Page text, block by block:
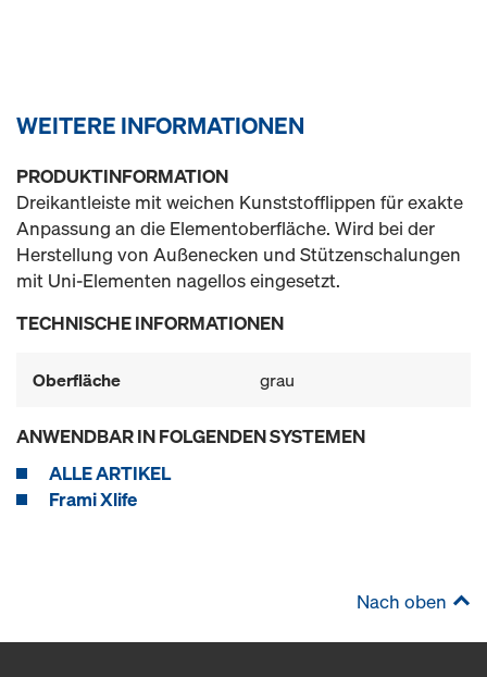
WEITERE INFORMATIONEN
PRODUKTINFORMATION
Dreikantleiste mit weichen Kunststofflippen für exakte
Anpassung an die Elementoberfläche. Wird bei der
Herstellung von Außenecken und Stützenschalungen
mit Uni-Elementen nagellos eingesetzt.
TECHNISCHE INFORMATIONEN
Oberfläche grau
ANWENDBAR IN FOLGENDEN SYSTEMEN
ALLE ARTIKEL
Frami Xlife
Nach oben